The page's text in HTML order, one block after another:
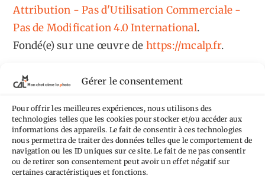
Gérer le consentement
Pour offrir les meilleures expériences, nous utilisons des
technologies telles que les cookies pour stocker et/ou accéder aux
informations des appareils. Le fait de consentir à ces technologies
nous permettra de traiter des données telles que le comportement de
navigation ou les ID uniques sur ce site. Le fait de ne pas consentir
ou de retirer son consentement peut avoir un effet négatif sur
certaines caractéristiques et fonctions.
Attribution - Pas d'Utilisation Commerciale -
Pas de Modification 4.0 International.
Fondé(e) sur une œuvre de https://mcalp.fr.
Tags
AilleursAimez-vous bordelAllemagne Andorre
Anti tourismeBarBelgique